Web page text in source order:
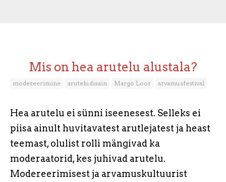
Mis on hea arutelu alustala?
modereerimine aruteludisain Margo Loor arvamusfestival
Hea arutelu ei sünni iseenesest. Selleks ei
piisa ainult huvitavatest arutlejatest ja heast
teemast, olulist rolli mängivad ka
moderaatorid, kes juhivad arutelu.
Modereerimisest ja arvamuskultuurist